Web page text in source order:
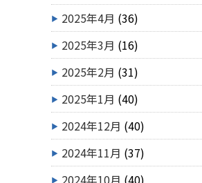
2025年4月 (36)
2025年3月 (16)
2025年2月 (31)
2025年1月 (40)
2024年12月 (40)
2024年11月 (37)
2024年10月 (40)